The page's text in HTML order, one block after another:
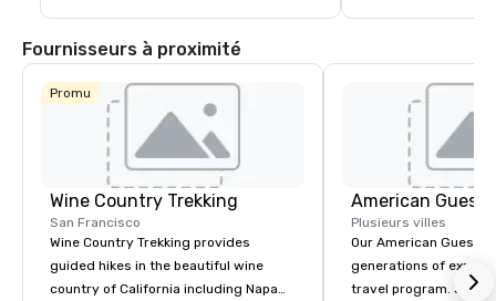
commencer votre soirée en ville.
Fournisseurs à proximité
Promu
Wine Country Trekking
San Francisco
Wine Country Trekking provides
guided hikes in the beautiful wine
country of California including Napa
American Guest
Plusieurs villes
Our American Guest
generations of
travel program. Since